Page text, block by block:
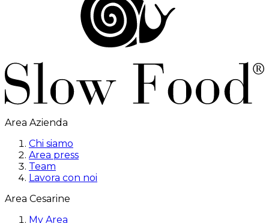
Area Azienda
Chi siamo
Area press
Team
Lavora con noi
Area Cesarine
My Area